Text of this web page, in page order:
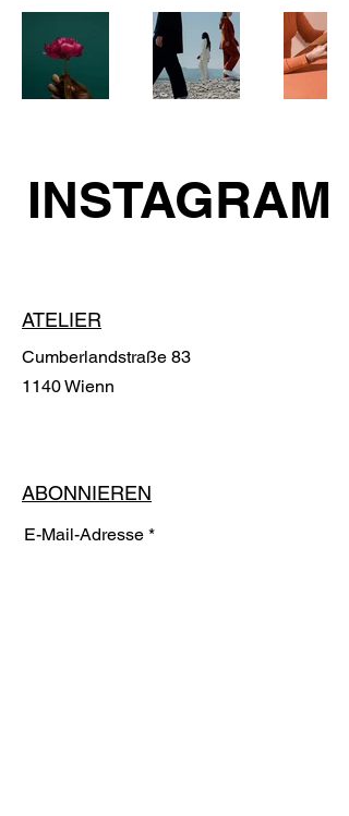
INSTAGRAM
ATELIER
Cumberlandstraße 83
1140 Wienn
ABONNIEREN
E-Mail-Adresse